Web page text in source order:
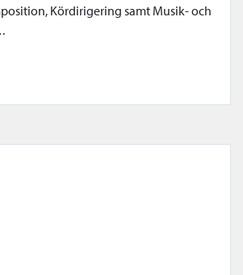
Kördirigering samt Musik- och